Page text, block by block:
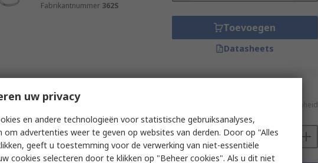
Fabrikantnummer 362S
Toevoegen
Datasheets
Op voorraad
ideal-tek 90 mm Stainless
Steel Surgical Scissor
RS-stocknr.
136-7403
364
€ 38,91/eenheid
Aantal
uw privacy
en andere technologieën voor statistische gebruiksanalyses,
om advertenties weer te geven op websites van derden. Door op "Alles
geeft u toestemming voor de verwerking van niet-essentiële
cookies selecteren door te klikken op "Beheer cookies". Als u dit niet